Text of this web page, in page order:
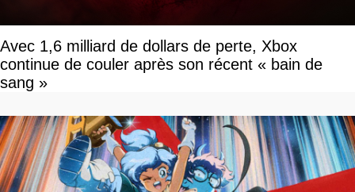
Avec 1,6 milliard de dollars de perte, Xbox
continue de couler après son récent « bain de
sang »